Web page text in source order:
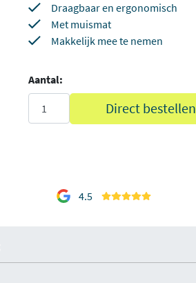
Draagbaar en ergonomisch
Met muismat
Makkelijk mee te nemen
Aantal:
Direct bestellen
4.5